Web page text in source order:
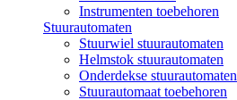
Instrumenten toebehoren
Stuurautomaten
Stuurwiel stuurautomaten
Helmstok stuurautomaten
Onderdekse stuurautomaten
Stuurautomaat toebehoren